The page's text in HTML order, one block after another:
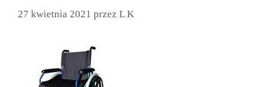
27 kwietnia 2021 przez L K